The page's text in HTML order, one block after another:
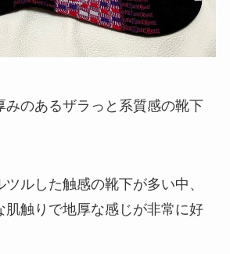
みのあるザラっと系質感の靴下
ツルした触感の靴下が多い中、
肌触りで地厚な感じが非常に好